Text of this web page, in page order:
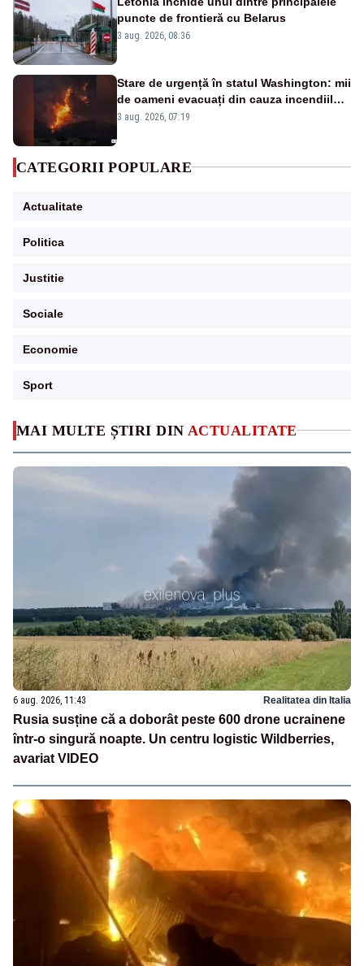
MAI MULTE ȘTIRI DIN ACTUALITATE
6 aug. 2026, 11:43 Realitatea din Italia
Rusia susține că a doborât peste 600 drone ucrainene
într-o singură noapte. Un centru logistic Wildberries,
avariat VIDEO
puncte de frontieră cu Belarus
3 aug. 2026, 08:36
Stare de urgență în statul Washington: mii
de oameni evacuați din cauza incendiilor
puternice de vegetație
3 aug. 2026, 07:19
CATEGORII POPULARE
Actualitate
Politica
Justitie
Sociale
Economie
Sport